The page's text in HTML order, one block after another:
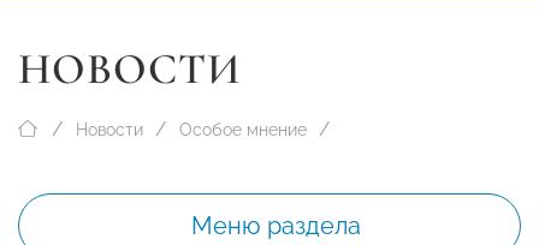
НОВОСТИ
Новости Особое мнение
Меню раздела